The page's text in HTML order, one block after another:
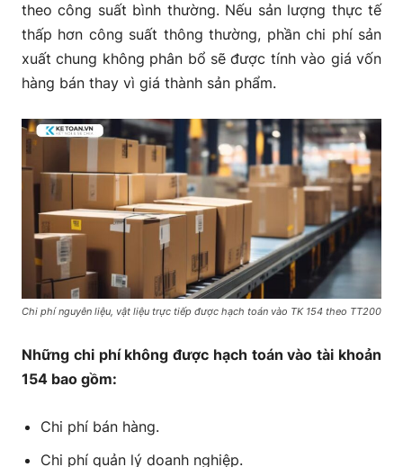
theo công suất bình thường. Nếu sản lượng thực tế
thấp hơn công suất thông thường, phần chi phí sản
xuất chung không phân bổ sẽ được tính vào giá vốn
hàng bán thay vì giá thành sản phẩm.
Chi phí nguyên liệu, vật liệu trực tiếp được hạch toán vào TK 154 theo TT200
Những chi phí không được hạch toán vào tài khoản
154 bao gồm:
Chi phí bán hàng.
Chi phí quản lý doanh nghiệp.